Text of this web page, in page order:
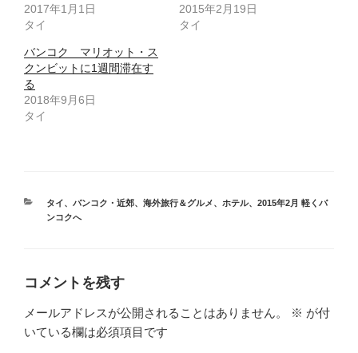
2017年1月1日
タイ
2015年2月19日
タイ
バンコク マリオット・ス
クンビットに1週間滞在す
る
2018年9月6日
タイ
カ
テ
タイ、 バンコク・近郊、 海外旅行＆グルメ、 ホテル、 2015年2月 軽くバ
ンコクへ
コメントを残す
メールアドレスが公開されることはありません。 ※ が付
いている欄は必須項目です